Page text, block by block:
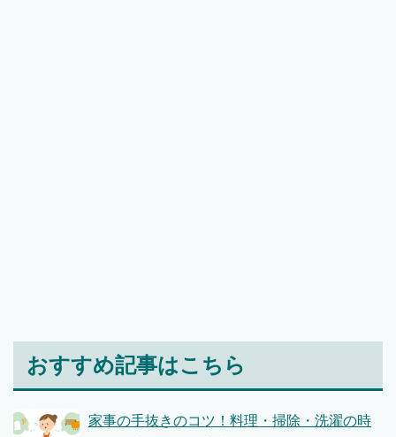
おすすめ記事はこちら
家事の手抜きのコツ！料理・掃除・洗濯の時